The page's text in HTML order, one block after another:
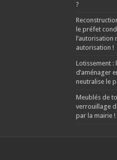
?
le préfet
autorisation !
Lotissement :
d’aménager
neutralise le
Meublés de
verrouillage
par la mairie !